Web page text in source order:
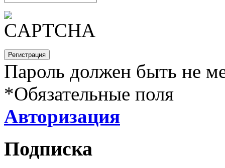
Пароль должен быть не
*Обязательные поля
Авторизация
Подписка